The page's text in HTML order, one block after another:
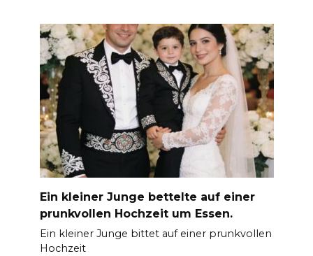
Ein kleiner Junge bettelte auf einer
prunkvollen Hochzeit um Essen.
Ein kleiner Junge bittet auf einer prunkvollen
Hochzeit